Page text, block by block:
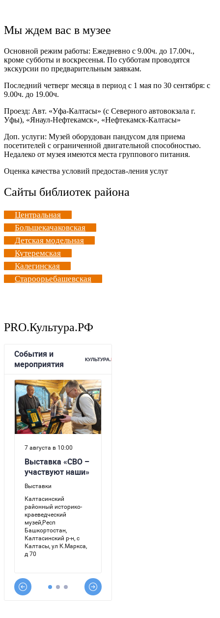
Мы ждем вас в музее
Основной режим работы: Ежедневно с 9.00ч. до 17.00ч.,
кроме субботы и воскресенья. По субботам проводятся
экскурсии по предварительным заявкам.
Последний четверг месяца в период с 1 мая по 30 сентября: с
9.00ч. до 19.00ч.
Проезд: Авт. «Уфа-Калтасы» (с Северного автовокзала г.
Уфы), «Янаул-Нефтекамск», «Нефтекамск-Калтасы»
Доп. услуги: Музей оборудован пандусом для приема
посетителей с ограниченной двигательной способностью.
Недалеко от музея имеются места группового питания.
Оценка качества условий предостав-ления услуг
Сайты библиотек района
Центральная
Большекачаковская
Детская модельная
Кутеремская
Калегинская
Староорьебашевская
PRO.Культура.РФ